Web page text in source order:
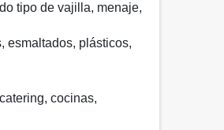
tipo de vajilla, menaje,
esmaltados, plásticos,
cocinas,